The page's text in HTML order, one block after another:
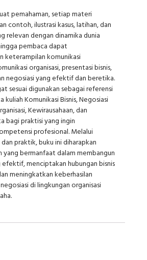
pemahaman, setiap materi
contoh, ilustrasi kasus, latihan, dan
relevan dengan dinamika dunia
pembaca dapat
keterampilan komunikasi
organisasi, presentasi bisnis,
negosiasi yang efektif dan beretika.
sesuai digunakan sebagai referensi
kuliah Komunikasi Bisnis, Negosiasi
Kewirausahaan, dan
bagi praktisi yang ingin
profesional. Melalui
praktik, buku ini diharapkan
yang bermanfaat dalam membangun
menciptakan hubungan bisnis
meningkatkan keberhasilan
di lingkungan organisasi